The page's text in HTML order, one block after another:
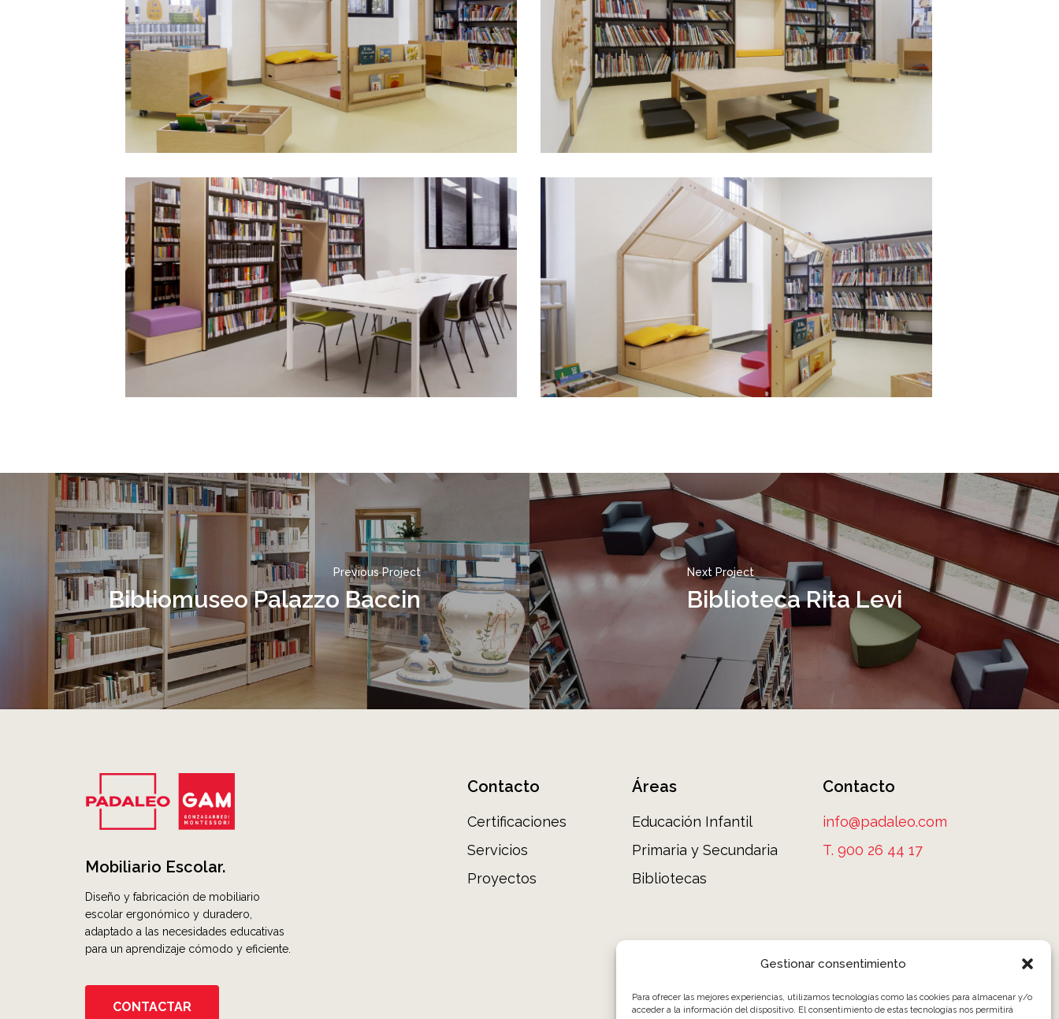
Gestionar consentimiento
Para ofrecer las mejores experiencias, utilizamos tecnologías como las cookies para almacenar y/o
acceder a la información del dispositivo. El consentimiento de estas tecnologías nos permitirá
mobiliario-
escolar-
padaleo-
202500005
mobiliario-
escolar-
padaleo-
202500006
Biblioteca-
gerosa-
brichetto-
mobiliario-
escolar-
padaleo-
202500007
Biblioteca-
escolar-
padaleo-
Previous Project
Bibliomuseo Palazzo Baccin
Next Project
Biblioteca Rita Levi
Mobiliario Escolar.
Diseño y fabricación de mobiliario
escolar ergonómico y duradero,
adaptado a las necesidades educativas
para un aprendizaje cómodo y eficiente.
CONTACTAR
Contacto
Certificaciones
Servicios
Proyectos
Áreas
Educación Infantil
Primaria y Secundaria
Bibliotecas
Contacto
info@padaleo.com
T. 900 26 44 17